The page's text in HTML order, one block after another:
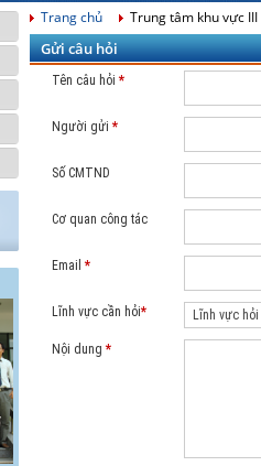
Trang chủ Trung tâm khu vực III
Gửi câu hỏi
Tên câu hỏi *
Người gửi *
Số CMTND
Cơ quan công tác
Email *
Lĩnh vực cần hỏi*
Nội dung *